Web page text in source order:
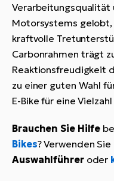
Verarbeitungsqualität
Motorsystems
kraftvolle
Carbonrahmen trägt
Reaktionsfreudigkeit
zu einer guten Wahl
E-Bike für eine
Brauchen Sie Hilfe
Bikes? Verwenden Sie
Auswahlführeroder